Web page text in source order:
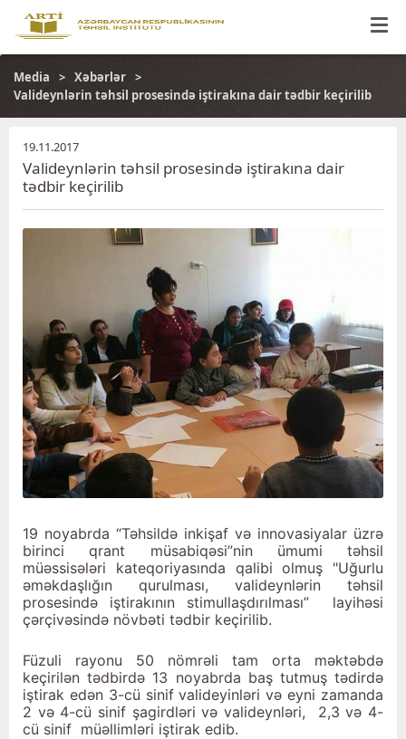
Media
Xəbərlər
Valideynlərin təhsil prosesində iştirakına dair tədbir keçirilib
19.11.2017
Valideynlərin təhsil prosesində iştirakına dair
tədbir keçirilib
19 noyabrda “Təhsildə inkişaf və innovasiyalar üzrə
birinci qrant müsabiqəsi”nin ümumi təhsil
müəssisələri kateqoriyasında qalibi olmuş "Uğurlu
əmәkdaşlığın qurulması, valideynlərin təhsil
prosesində iştirakının stimullaşdırılması” layihəsi
çərçivəsində növbəti tədbir keçirilib.
Füzuli rayonu 50 nömrəli tam orta məktəbdə
keçirilən tədbirdə 13 noyabrda baş tutmuş tədirdə
iştirak edən 3-cü sinif valideyinləri və eyni zamanda
2 və 4-cü sinif şagirdləri və valideynləri, 2,3 və 4-
cü sinif müəllimləri iştirak edib.